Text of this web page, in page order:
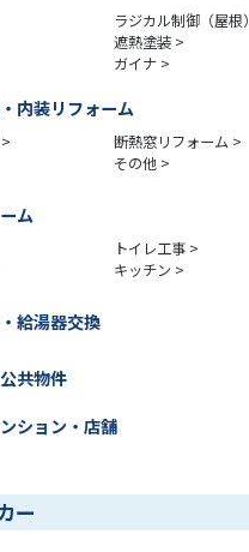
ラジカル制御（屋根）
遮熱塗装
ガイナ
内装リフォーム
断熱窓リフォーム
その他
ム
トイレ工事
キッチン
給湯器交換
共物件
ション・店舗
ー